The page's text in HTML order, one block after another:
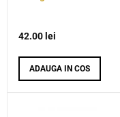
42.00 lei
ADAUGA IN COS